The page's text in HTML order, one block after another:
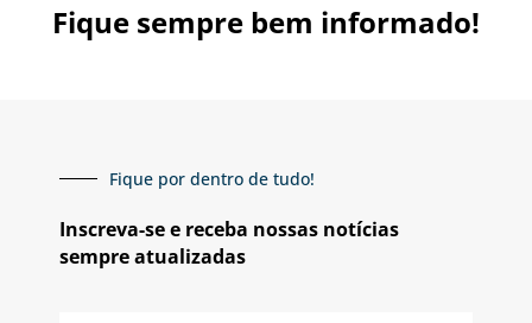
Fique sempre bem informado!
Fique por dentro de tudo!
Inscreva-se e receba nossas notícias
sempre atualizadas